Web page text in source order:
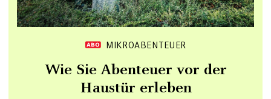
MIKROABENTEUER
Wie Sie Abenteuer vor der
Haustür erleben